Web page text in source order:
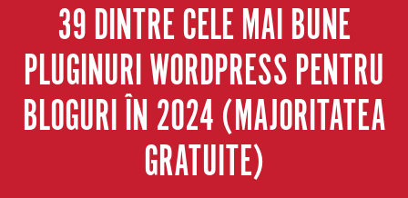
39 DINTRE CELE MAI BUNE
PLUGINURI WORDPRESS PENTRU
BLOGURI ÎN 2024 (MAJORITATEA
GRATUITE)